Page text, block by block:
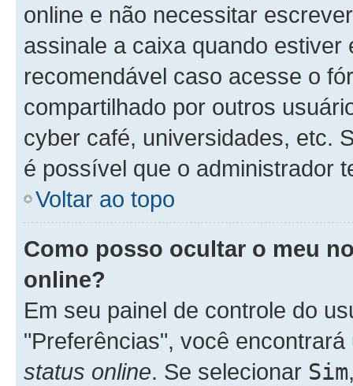
online e não necessitar
assinale a caixa quando
recomendável caso acesse o
compartilhado por outros
cyber café, universidades, etc.
é possível que o administrador
Voltar ao topo
Como posso ocultar o meu
online?
Em seu painel de controle do
"Preferências", você
status online. Se selecionar Sim